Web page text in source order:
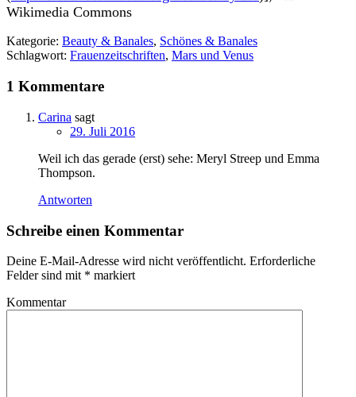
Wikimedia Commons
Kategorie: Beauty & Banales, Schönes & Banales
Schlagwort: Frauenzeitschriften, Mars und Venus
1 Kommentare
Carina sagt
29. Juli 2016
Weil ich das gerade (erst) sehe: Meryl Streep und Emma
Thompson.
Antworten
Schreibe einen Kommentar
Deine E-Mail-Adresse wird nicht veröffentlicht. Erforderliche
Felder sind mit * markiert
Kommentar